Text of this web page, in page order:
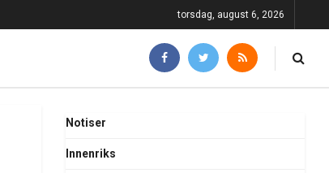
torsdag, august 6, 2026
Notiser
Innenriks